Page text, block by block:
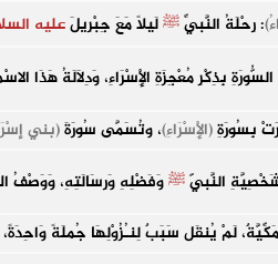
: رِحْلَةُ النَّبيِّﷺلَيلًا مَعَ جِبْرِيلَعليه
السُّورَةِ بِذِكْرِ مُعْجِزَةِ الْإِسْرَاءِ، وَدِلَالَةُ هَذَا
بِسُورَةِ(الْإِسْرَاءِ)، وتُسَمَّى سُورَةَ(بني
النَّبيّﷺوَفَضْلِهِ وَرِسَالَتِهِ، وَوَصْفُ
لَمْ يُنقَل سَبَبٌ لِنـُزُوْلِهَا جُملَةً